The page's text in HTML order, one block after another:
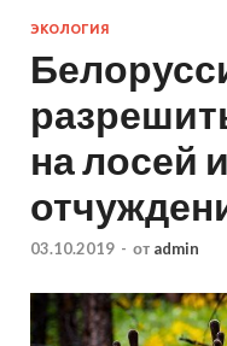
ЭКОЛОГИЯ
на лосей
03.10.2019 - от admin